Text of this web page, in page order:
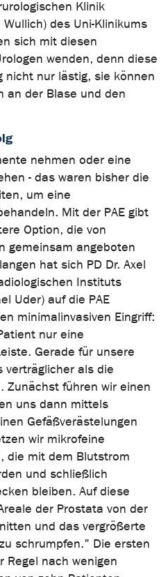
Klinik
des Uni-Klinikums
sich mit diesen
wenden, denn diese
nicht nur lästig, sie können
an der Blase und den
nehmen oder eine
- das waren bisher die
um eine
Mit der PAE gibt
Option, die von
gemeinsam angeboten
hat sich PD Dr. Axel
Instituts
Uder) auf die PAE
minimalinvasiven Eingriff:
nur eine
Gerade für unsere
als die
Zunächst führen wir einen
uns dann mittels
Gefäßverästelungen
wir mikrofeine
die mit dem Blutstrom
und schließlich
bleiben. Auf diese
der Prostata von der
und das vergrößerte
schrumpfen." Die ersten
Regel nach wenigen